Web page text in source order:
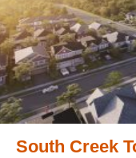
South Creek